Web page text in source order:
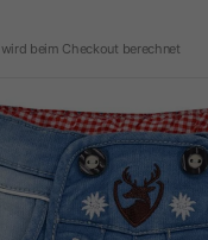
wird beim Checkout berechnet